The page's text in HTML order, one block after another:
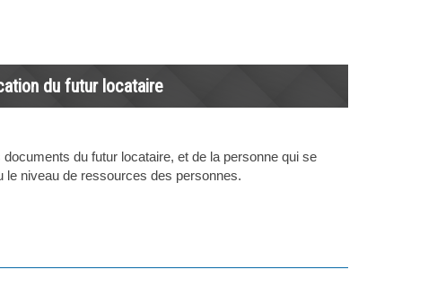
du futur locataire
du futur locataire, et de la personne qui se
le niveau de ressources des personnes.